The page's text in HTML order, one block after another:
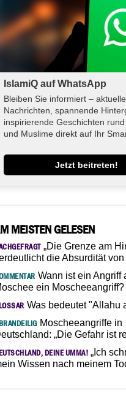
IslamiQ auf WhatsApp
Bleiben Sie informiert – aktuelle
Nachrichten, spannende
inspirierende Geschichten
und Muslime direkt auf Ihr
Jetzt beitreten!
MEISTEN GELESEN
„Die Grenze am
die Absurdität
Wann ist ein Angriff
ein Moscheeangriff?
Was bedeutet "Allahu
Moscheeangriffe in
„Die Gefahr ist
DEINE UMMA! „Ich
Wissen nach meinem